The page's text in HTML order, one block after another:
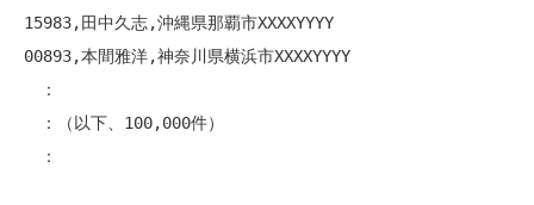
15983,田中久志,沖縄県那覇市XXXXYYYY
00893,本間雅洋,神奈川県横浜市XXXXYYYY
：
：（以下、100,000件）